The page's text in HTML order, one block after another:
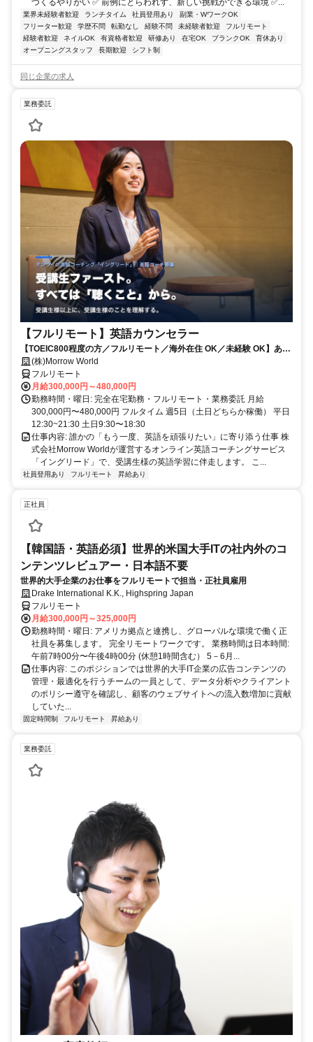
づくるやりがい ✅ 前例にとらわれず、新しい挑戦ができる環境 ✅...
業界未経験者歓迎 ランチタイム 社員登用あり
副業・WワークOK
フリーター歓迎
学歴不問 転勤なし 経験不問 未経験者歓迎
フルリモート
経験者歓迎
ネイルOK 有資格者歓迎 研修あり 在宅OK ブランクOK
育休あり
オープニングスタッフ
長期歓迎 シフト制
同じ企業の求人
業務委託
【フルリモート】英語カウンセラー
【TOEIC800程度の方／フルリモート／海外在住 OK／未経験 OK】あな
たが英語学習で経験した失敗も成功も。すべてが、受講生の人生を変え
るお仕事です。
(株)Morrow World
フルリモート
月給300,000円～480,000円
勤務時間・曜日: 完全在宅勤務・フルリモート・業務委託 月給
300,000円〜480,000円 フルタイム 週5日（土日どちらか稼働） 平日
12:30~21:30 土日9:30〜18:30
仕事内容: 誰かの「もう一度、英語を頑張りたい」に寄り添う仕事 株
式会社Morrow Worldが運営するオンライン英語コーチングサービス
「イングリード」で、受講生様の英語学習に伴走します。 こ...
社員登用あり フルリモート 昇給あり
正社員
【韓国語・英語必須】世界的米国大手ITの社内外のコ
ンテンツレビュアー・日本語不要
世界的大手企業のお仕事をフルリモートで担当・正社員雇用
Drake International K.K., Highspring Japan
フルリモート
月給300,000円～325,000円
勤務時間・曜日: アメリカ拠点と連携し、グローバルな環境で働く正
社員を募集します。 完全リモートワークです。 業務時間は日本時間:
午前7時00分〜午後4時00分 (休憩1時間含む） 5－6月...
仕事内容: このポジションでは世界的大手IT企業の広告コンテンツの
管理・最適化を行うチームの一員として、データ分析やクライアント
のポリシー遵守を確認し、顧客のウェブサイトへの流入数増加に貢献
していた...
固定時間制 フルリモート 昇給あり
業務委託